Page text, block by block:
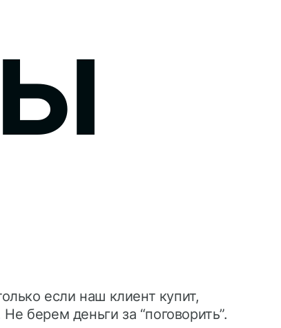
если наш клиент купит,
берем деньги за “поговорить”.